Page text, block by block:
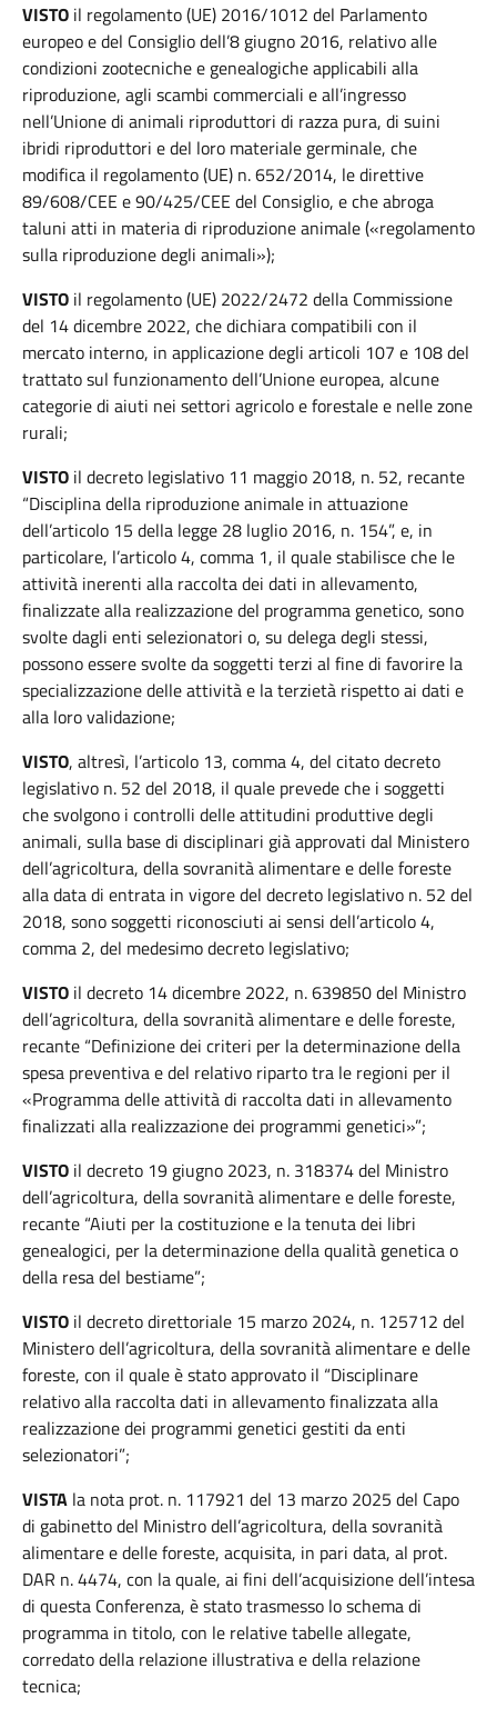
VISTO il regolamento (UE) 2016/1012 del Parlamento
europeo e del Consiglio dell’8 giugno 2016, relativo alle
condizioni zootecniche e genealogiche applicabili alla
riproduzione, agli scambi commerciali e all’ingresso
nell’Unione di animali riproduttori di razza pura, di suini
ibridi riproduttori e del loro materiale germinale, che
modifica il regolamento (UE) n. 652/2014, le direttive
89/608/CEE e 90/425/CEE del Consiglio, e che abroga
taluni atti in materia di riproduzione animale («regolamento
sulla riproduzione degli animali»);
VISTO il regolamento (UE) 2022/2472 della Commissione
del 14 dicembre 2022, che dichiara compatibili con il
mercato interno, in applicazione degli articoli 107 e 108 del
trattato sul funzionamento dell’Unione europea, alcune
categorie di aiuti nei settori agricolo e forestale e nelle zone
rurali;
VISTO il decreto legislativo 11 maggio 2018, n. 52, recante
“Disciplina della riproduzione animale in attuazione
dell’articolo 15 della legge 28 luglio 2016, n. 154”, e, in
particolare, l’articolo 4, comma 1, il quale stabilisce che le
attività inerenti alla raccolta dei dati in allevamento,
finalizzate alla realizzazione del programma genetico, sono
svolte dagli enti selezionatori o, su delega degli stessi,
possono essere svolte da soggetti terzi al fine di favorire la
specializzazione delle attività e la terzietà rispetto ai dati e
alla loro validazione;
VISTO, altresì, l’articolo 13, comma 4, del citato decreto
legislativo n. 52 del 2018, il quale prevede che i soggetti
che svolgono i controlli delle attitudini produttive degli
animali, sulla base di disciplinari già approvati dal Ministero
dell’agricoltura, della sovranità alimentare e delle foreste
alla data di entrata in vigore del decreto legislativo n. 52 del
2018, sono soggetti riconosciuti ai sensi dell’articolo 4,
comma 2, del medesimo decreto legislativo;
VISTO il decreto 14 dicembre 2022, n. 639850 del Ministro
dell’agricoltura, della sovranità alimentare e delle foreste,
recante “Definizione dei criteri per la determinazione della
spesa preventiva e del relativo riparto tra le regioni per il
«Programma delle attività di raccolta dati in allevamento
finalizzati alla realizzazione dei programmi genetici»”;
VISTO il decreto 19 giugno 2023, n. 318374 del Ministro
dell’agricoltura, della sovranità alimentare e delle foreste,
recante “Aiuti per la costituzione e la tenuta dei libri
genealogici, per la determinazione della qualità genetica o
della resa del bestiame”;
VISTO il decreto direttoriale 15 marzo 2024, n. 125712 del
Ministero dell’agricoltura, della sovranità alimentare e delle
foreste, con il quale è stato approvato il “Disciplinare
relativo alla raccolta dati in allevamento finalizzata alla
realizzazione dei programmi genetici gestiti da enti
selezionatori”;
VISTA la nota prot. n. 117921 del 13 marzo 2025 del Capo
di gabinetto del Ministro dell’agricoltura, della sovranità
alimentare e delle foreste, acquisita, in pari data, al prot.
DAR n. 4474, con la quale, ai fini dell’acquisizione dell’intesa
di questa Conferenza, è stato trasmesso lo schema di
programma in titolo, con le relative tabelle allegate,
corredato della relazione illustrativa e della relazione
tecnica;